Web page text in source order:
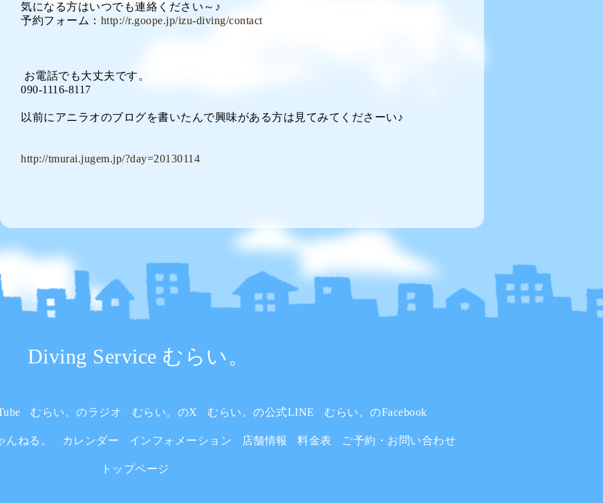
気になる方はいつでも連絡ください～♪
予約フォーム： http://r.goope.jp/izu-diving/contact
お電話でも大丈夫です。
090-1116-8117
以前にアニラオのブログを書いたんで興味がある方は見てみてくださーい♪
http://tmurai.jugem.jp/?day=20130114
Diving Service むらい。
むらい。のラジオ むらい。のX むらい。の公式LINE むらい。のFacebook
んねる。 カレンダー インフォメーション 店舗情報 料金表 ご予約・お問い合わせ
トップページ